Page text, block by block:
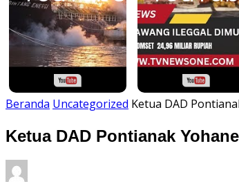
Beranda Uncategorized Ketua DAD
Ketua DAD Pontianak